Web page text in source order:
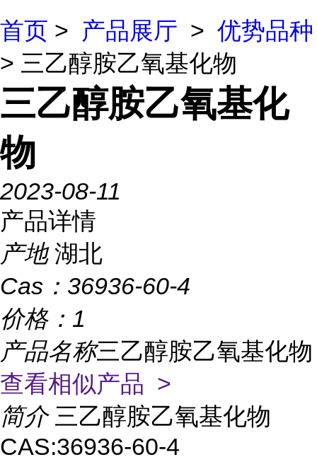
首页 > 产品展厅 > 优势品种
> 三乙醇胺乙氧基化物
三乙醇胺乙氧基化
物
2023-08-11
产品详情
产地 湖北
Cas： 36936-60-4
价格： 1
产品名称三乙醇胺乙氧基化物
查看相似产品 >
简介 三乙醇胺乙氧基化物
CAS:36936-60-4